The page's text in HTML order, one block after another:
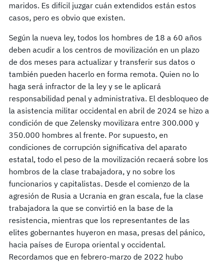
maridos. Es difícil juzgar cuán extendidos están estos
casos, pero es obvio que existen.
Según la nueva ley, todos los hombres de 18 a 60 años
deben acudir a los centros de movilización en un plazo
de dos meses para actualizar y transferir sus datos o
también pueden hacerlo en forma remota. Quien no lo
haga será infractor de la ley y se le aplicará
responsabilidad penal y administrativa. El desbloqueo de
la asistencia militar occidental en abril de 2024 se hizo a
condición de que Zelensky movilizara entre 300.000 y
350.000 hombres al frente. Por supuesto, en
condiciones de corrupción significativa del aparato
estatal, todo el peso de la movilización recaerá sobre los
hombros de la clase trabajadora, y no sobre los
funcionarios y capitalistas. Desde el comienzo de la
agresión de Rusia a Ucrania en gran escala, fue la clase
trabajadora la que se convirtió en la base de la
resistencia, mientras que los representantes de las
elites gobernantes huyeron en masa, presas del pánico,
hacia países de Europa oriental y occidental.
Recordamos que en febrero-marzo de 2022 hubo